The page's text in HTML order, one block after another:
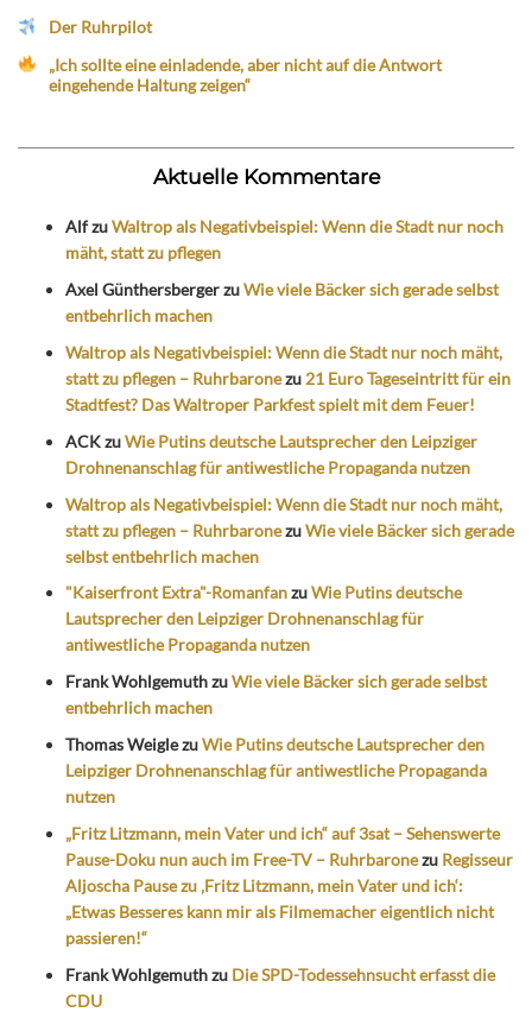
Der Ruhrpilot
„Ich sollte eine einladende, aber nicht auf die Antwort
eingehende Haltung zeigen“
Aktuelle Kommentare
AlfzuWaltrop als Negativbeispiel: Wenn die Stadt nur noch
mäht, statt zu pflegen
Axel GünthersbergerzuWie viele Bäcker sich gerade selbst
entbehrlich machen
Waltrop als Negativbeispiel: Wenn die Stadt nur noch mäht,
statt zu pflegen – Ruhrbaronezu 21 Euro Tageseintritt für ein
Stadtfest? Das Waltroper Parkfest spielt mit dem Feuer!
ACKzuWie Putins deutsche Lautsprecher den Leipziger
Drohnenanschlag für antiwestliche Propaganda nutzen
Waltrop als Negativbeispiel: Wenn die Stadt nur noch mäht,
statt zu pflegen – RuhrbaronezuWie viele Bäcker sich gerade
selbst entbehrlich machen
"Kaiserfront Extra"-RomanfanzuWie Putins deutsche
Lautsprecher den Leipziger Drohnenanschlag für
antiwestliche Propaganda nutzen
Frank WohlgemuthzuWie viele Bäcker sich gerade selbst
entbehrlich machen
Thomas WeiglezuWie Putins deutsche Lautsprecher den
Leipziger Drohnenanschlag für antiwestliche Propaganda
nutzen
„Fritz Litzmann, mein Vater und ich“ auf 3sat – Sehenswerte
Pause-Doku nun auch im Free-TV – Ruhrbaronezu Regisseur
Aljoscha Pause zu ‚Fritz Litzmann, mein Vater und ich‘:
„Etwas Besseres kann mir als Filmemacher eigentlich nicht
passieren!“
Frank Wohlgemuthzu Die SPD-Todessehnsucht erfasst die
CDU